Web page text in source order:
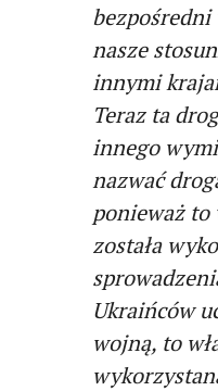
bezpośredni
nasze
innymi
Teraz ta
innego
nazwać
ponieważ to
została
Ukraińców
wojną, to